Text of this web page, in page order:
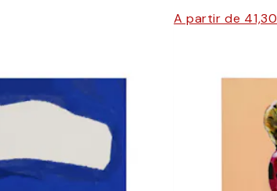
A partir de